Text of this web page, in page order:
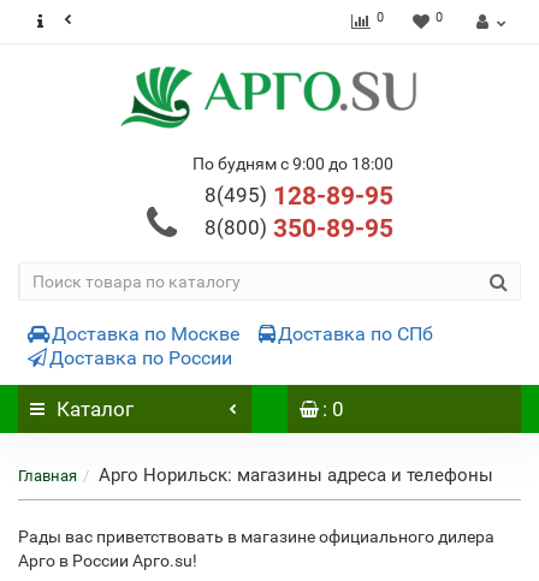
0 0
По будням с 9:00 до 18:00
8(495) 128-89-95
8(800) 350-89-95
Доставка по Москве
Доставка по СПб
Доставка по России
Каталог : 0
Главная Арго Норильск: магазины адреса и телефоны
Рады вас приветствовать в магазине официального дилера
Арго в России Арго.su!